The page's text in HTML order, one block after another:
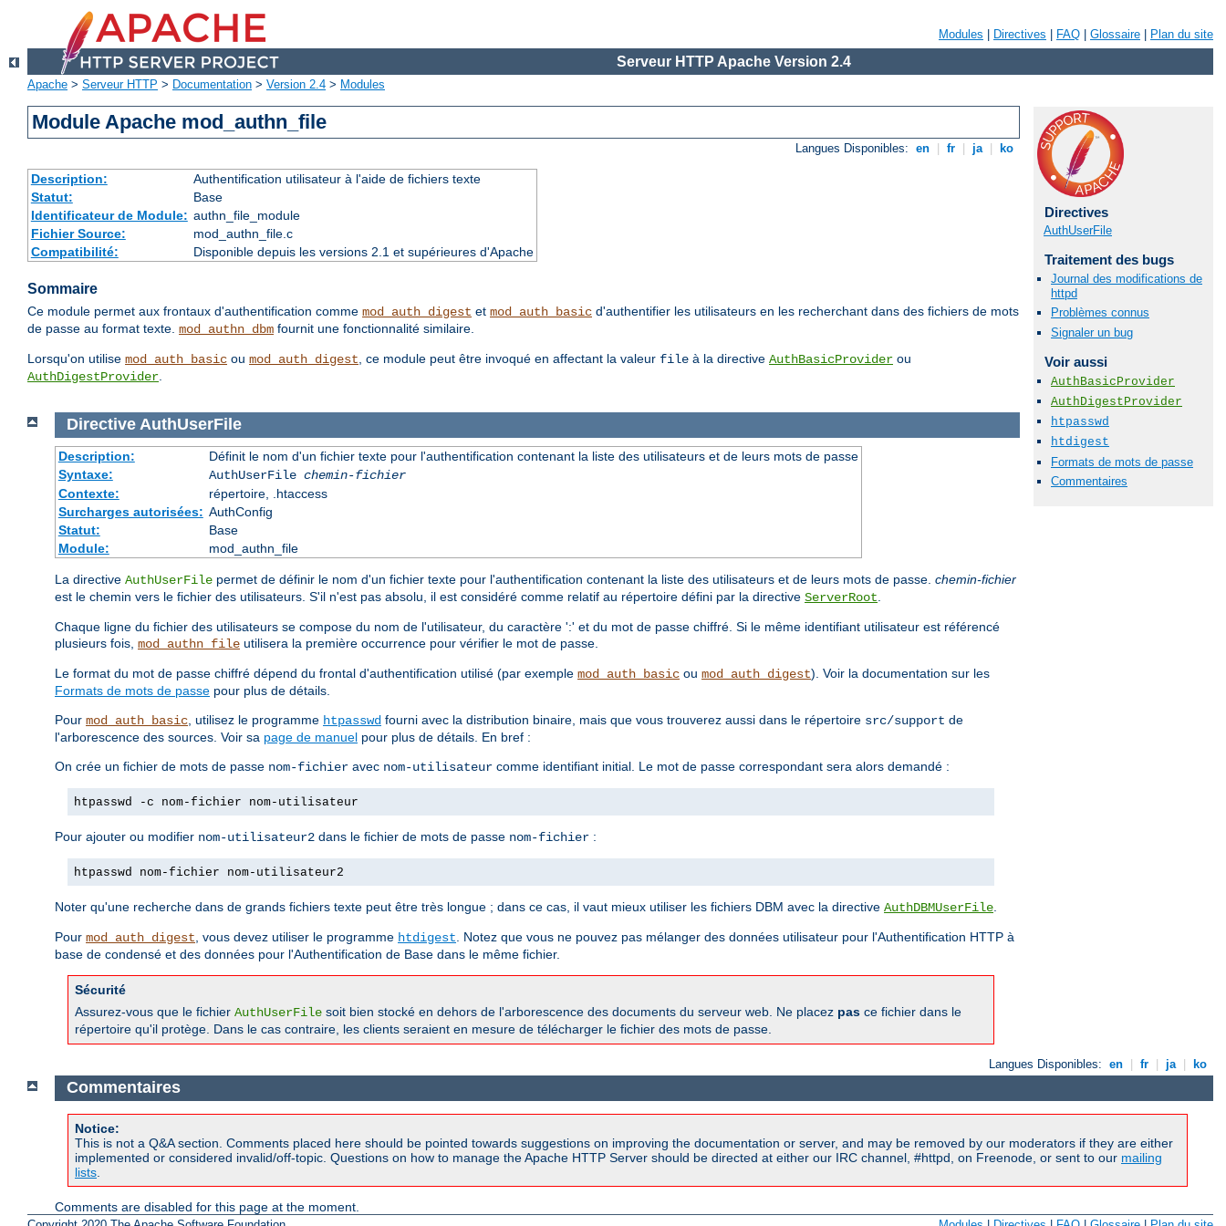
Modules Directives FAQ Glossaire Plan du site
Serveur HTTP Apache Version 2.4
Apache > Serveur HTTP > Documentation > Version 2.4 > Modules
Module Apache mod_authn_file
Langues Disponibles: en fr ja ko
Description:
Authentification utilisateur à l'aide de fichiers texte
Statut:
Base
Identificateur de Module: authn_file_module
Fichier Source:
mod_authn_file.c
Compatibilité:
Disponible depuis les versions 2.1 et supérieures d'Apache
Sommaire
Ce module permet aux frontaux d'authentification comme mod_auth_digest et mod_auth_basic d'authentifier les utilisateurs en les recherchant dans des fichiers de mots
de passe au format texte. mod_authn_dbm fournit une fonctionnalité similaire.
Lorsqu'on utilise mod_auth_basic ou mod_auth_digest, ce module peut être invoqué en affectant la valeur file à la directive AuthBasicProvider ou
AuthDigestProvider.
Directives
AuthUserFile
Traitement des bugs
Journal des modifications de
httpd
Problèmes connus
Signaler un bug
Voir aussi
AuthBasicProvider
AuthDigestProvider
htpasswd
htdigest
Formats de mots de passe
Commentaires
Directive AuthUserFile
Description:
Définit le nom d'un fichier texte pour l'authentification contenant la liste des utilisateurs et de leurs mots de passe
Syntaxe:
AuthUserFile chemin-fichier
Contexte:
répertoire, .htaccess
Surcharges autorisées: AuthConfig
Statut:
Base
Module:
mod_authn_file
La directive AuthUserFile permet de définir le nom d'un fichier texte pour l'authentification contenant la liste des utilisateurs et de leurs mots de passe. chemin-fichier
est le chemin vers le fichier des utilisateurs. S'il n'est pas absolu, il est considéré comme relatif au répertoire défini par la directive ServerRoot
Chaque ligne du fichier des utilisateurs se compose du nom de l'utilisateur, du caractère ':' et du mot de passe chiffré. Si le même identifiant utilisateur est référencé
plusieurs fois, mod_authn_file utilisera la première occurrence pour vérifier le mot de passe.
Le format du mot de passe chiffré dépend du frontal d'authentification utilisé (par exemple mod_auth_basic ou mod_auth_digest). Voir la documentation sur les
Formats de mots de passe pour plus de détails.
Pour mod_auth_basic , utilisez le programme htpasswd fourni avec la distribution binaire, mais que vous trouverez aussi dans le répertoire src/support de
l'arborescence des sources. Voir sa page de manuel pour plus de détails. En bref :
On crée un fichier de mots de passe nom-fichier avec nom-utilisateur comme identifiant initial. Le mot de passe correspondant sera alors demandé :
htpasswd -c nom-fichier nom-utilisateur
Pour ajouter ou modifier nom-utilisateur2 dans le fichier de mots de passe nom-fichier :
htpasswd nom-fichier nom-utilisateur2
Noter qu'une recherche dans de grands fichiers texte peut être très longue ; dans ce cas, il vaut mieux utiliser les fichiers DBM avec la directive AuthDBMUserFile
Pour mod_auth_digest , vous devez utiliser le programme htdigest . Notez que vous ne pouvez pas mélanger des données utilisateur pour l'Authentification HTTP à
base de condensé et des données pour l'Authentification de Base dans le même fichier.
Sécurité
Assurez-vous que le fichier AuthUserFile soit bien stocké en dehors de l'arborescence des documents du serveur web. Ne placez pas ce fichier dans le
répertoire qu'il protège. Dans le cas contraire, les clients seraient en mesure de télécharger le fichier des mots de passe.
Langues Disponibles: en fr ja ko
Commentaires
Notice:
This is not a Q&A section. Comments placed here should be pointed towards suggestions on improving the documentation or server, and may be removed by our moderators if they are either
implemented or considered invalid/off-topic. Questions on how to manage the Apache HTTP Server should be directed at either our IRC channel, #httpd, on Freenode, or sent to our mailing
lists
Comments are disabled for this page at the moment.